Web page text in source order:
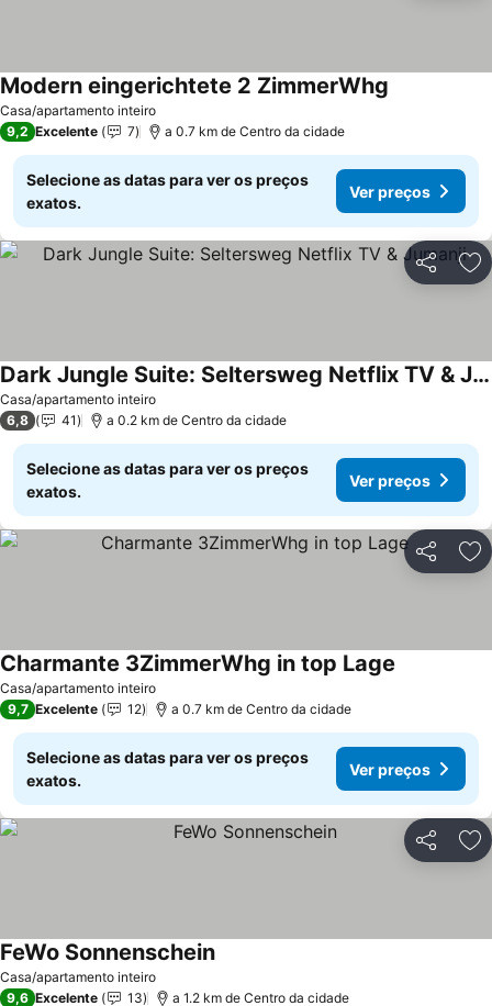
Casa/apartamento inteiro
Modern eingerichtete 2 ZimmerWhg
9,2 Excelente 7 a 0.7 km de Centro da cidade
Selecione as datas para ver os preços
exatos.
Ver preços
Partilhar
Casa/apartamento inteiro
Dark Jungle Suite: Seltersweg Netflix TV & Jumanji
6,8 41 a 0.2 km de Centro da cidade
Selecione as datas para ver os preços
exatos.
Ver preços
Partilhar
Casa/apartamento inteiro
Charmante 3ZimmerWhg in top Lage
9,7 Excelente 12 a 0.7 km de Centro da cidade
Selecione as datas para ver os preços
exatos.
Ver preços
Partilhar
Casa/apartamento inteiro
FeWo Sonnenschein
9,6 Excelente 13 a 1.2 km de Centro da cidade